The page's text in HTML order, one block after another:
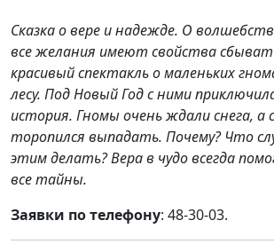
Сказка о вере и надежде. О
все желания имеют свойства
красивый спектакль о маленьких
лесу. Под Новый Год с ними
история. Гномы очень ждали снега, а
торопился выпадать. Почему? Что
этим делать? Вера в чудо всегда
все тайны.
Заявки по телефону: 48-30-03.